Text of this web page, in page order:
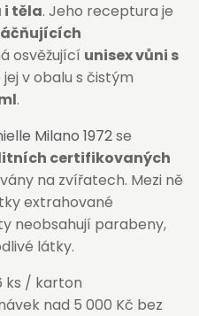
i těla. Jeho receptura je
osvěžující unisex vůni s
jej v obalu s čistým
.
Milano 1972se
certifikovaných
na zvířatech. Mezi ně
extrahované
neobsahují parabeny,
látky.
ks / karton
nad 5 000 Kč bez